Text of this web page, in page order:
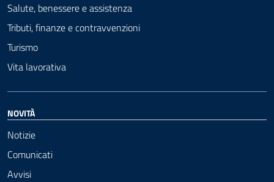
Salute, benessere e assistenza
Tributi, finanze e contravvenzioni
Turismo
Vita lavorativa
NOVITÀ
Notizie
Comunicati
Avvisi